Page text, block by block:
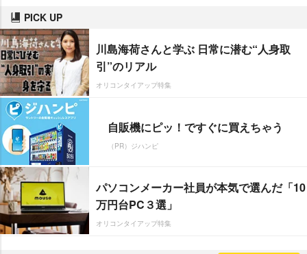
PICK UP
川島海荷さんと学ぶ 日常に潜む“人身取
引”のリアル
オリコンタイアップ特集
自販機にピッ！ですぐに買えちゃう
（PR）ジハンピ
パソコンメーカー社員が本気で選んだ「10
万円台PC３選」
オリコンタイアップ特集